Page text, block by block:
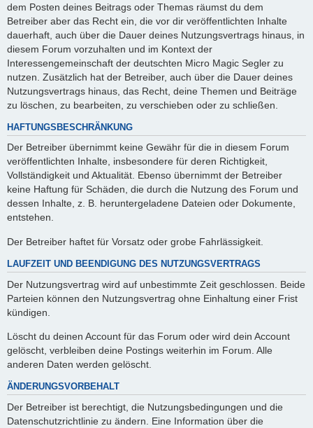
dem Posten deines Beitrags oder Themas räumst du dem
Betreiber aber das Recht ein, die vor dir veröffentlichten Inhalte
dauerhaft, auch über die Dauer deines Nutzungsvertrags hinaus, in
diesem Forum vorzuhalten und im Kontext der
Interessengemeinschaft der deutschten Micro Magic Segler zu
nutzen. Zusätzlich hat der Betreiber, auch über die Dauer deines
Nutzungsvertrags hinaus, das Recht, deine Themen und Beiträge
zu löschen, zu bearbeiten, zu verschieben oder zu schließen.
HAFTUNGSBESCHRÄNKUNG
Der Betreiber übernimmt keine Gewähr für die in diesem Forum
veröffentlichten Inhalte, insbesondere für deren Richtigkeit,
Vollständigkeit und Aktualität. Ebenso übernimmt der Betreiber
keine Haftung für Schäden, die durch die Nutzung des Forum und
dessen Inhalte, z. B. heruntergeladene Dateien oder Dokumente,
entstehen.
Der Betreiber haftet für Vorsatz oder grobe Fahrlässigkeit.
LAUFZEIT UND BEENDIGUNG DES NUTZUNGSVERTRAGS
Der Nutzungsvertrag wird auf unbestimmte Zeit geschlossen. Beide
Parteien können den Nutzungsvertrag ohne Einhaltung einer Frist
kündigen.
Löscht du deinen Account für das Forum oder wird dein Account
gelöscht, verbleiben deine Postings weiterhin im Forum. Alle
anderen Daten werden gelöscht.
ÄNDERUNGSVORBEHALT
Der Betreiber ist berechtigt, die Nutzungsbedingungen und die
Datenschutzrichtlinie zu ändern. Eine Information über die